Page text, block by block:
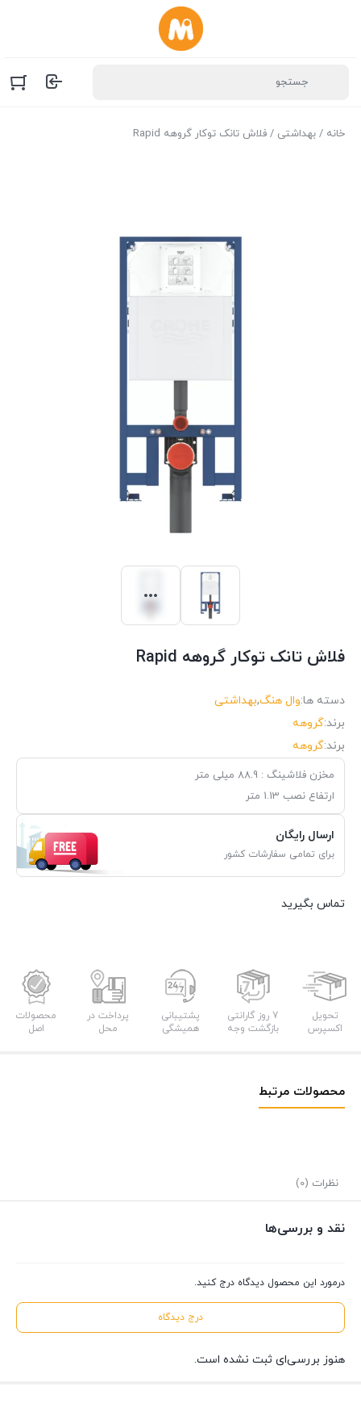
خانه / بهداشتی / فلاش تانک توکار گروهه Rapid
فلاش تانک توکار گروهه Rapid
دسته ها:وال هنگ,بهداشتی
برند:گروهه
برند:گروهه
مخزن فلاشینگ : 88.9 میلی متر
ارتفاع نصب 1.13 متر
ارسال رایگان
برای تمامی سفارشات کشور
تماس بگیرید
تحویل
اکسپرس
7 روز گارانتی
بازگشت وجه
پشتیبانی
همیشگی
پرداخت در
محل
محصولات
اصل
محصولات مرتبط
نظرات (0)
نقد و بررسی‌ها
درمورد این محصول دیدگاه درج کنید.
درج دیدگاه
هنوز بررسی‌ای ثبت نشده است.